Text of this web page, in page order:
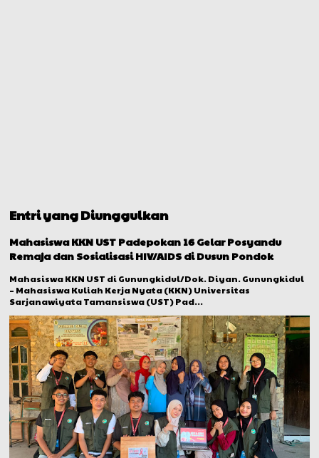
Entri yang Diunggulkan
Mahasiswa KKN UST Padepokan 16 Gelar Posyandu
Remaja dan Sosialisasi HIV/AIDS di Dusun Pondok
Mahasiswa KKN UST di Gunungkidul/Dok. Diyan. Gunungkidul
– Mahasiswa Kuliah Kerja Nyata (KKN) Universitas
Sarjanawiyata Tamansiswa (UST) Pad...